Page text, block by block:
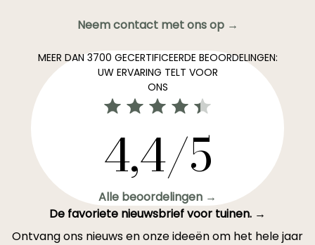
Neem contact met ons op →
MEER DAN 3700 GECERTIFICEERDE BEOORDELINGEN:
UW ERVARING TELT VOOR
ONS
4,4/5
Alle beoordelingen →
De favoriete nieuwsbrief voor tuinen. →
Ontvang ons nieuws en onze ideeën om het hele jaar